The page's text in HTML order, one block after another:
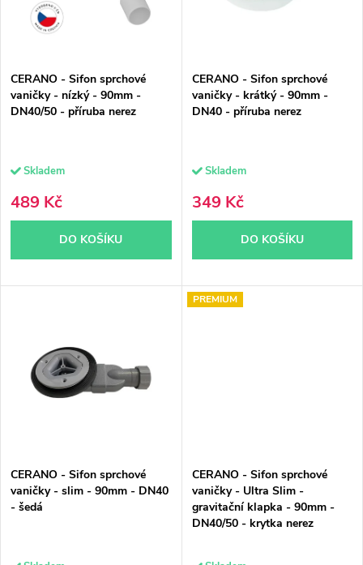
r
o
u
k
t
ů
r
o
u
k
t
ů
CERANO - Sifon sprchové
vaničky - nízký - 90mm -
DN40/50 - příruba nerez
Skladem
489 Kč
DO KOŠÍKU
CERANO - Sifon sprchové
vaničky - krátký - 90mm -
DN40 - příruba nerez
Skladem
349 Kč
DO KOŠÍKU
CERANO - Sifon sprchové
vaničky - slim - 90mm - DN40
- šedá
PREMIUM
CERANO - Sifon sprchové
vaničky - Ultra Slim -
gravitační klapka - 90mm -
DN40/50 - krytka nerez